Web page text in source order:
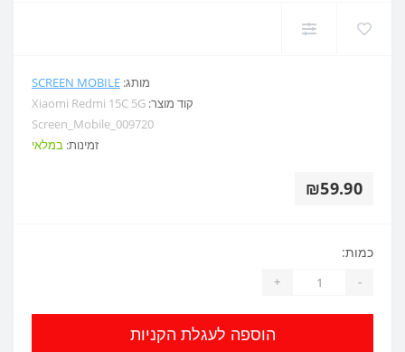
מותג: SCREEN MOBILE
קוד מוצר: Xiaomi Redmi 15C 5G
Screen_Mobile_009720
זמינות: במלאי
₪59.90
כמות:
-
+
הוספה לעגלת הקניות